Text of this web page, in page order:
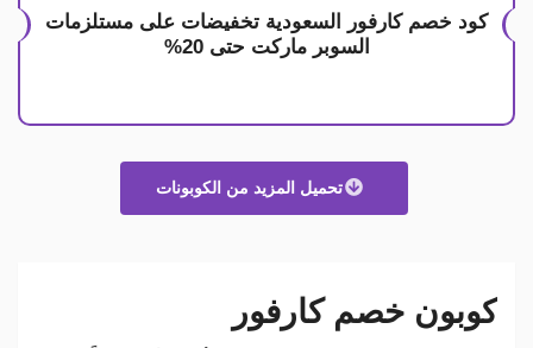
كود خصم كارفور السعودية تخفيضات على مستلزمات
السوبر ماركت حتى 20%
تحميل المزيد من الكوبونات
كوبون خصم كارفور